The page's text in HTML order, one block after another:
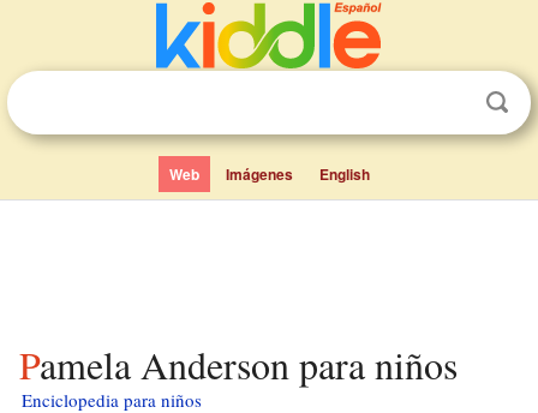
Web Imágenes English
Pamela Anderson para niños
Enciclopedia para niños